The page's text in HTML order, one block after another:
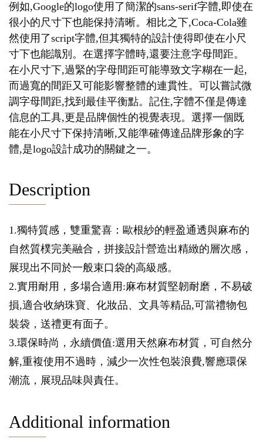
例如,Google的logo使用了簡潔的sans-serif字體,即使在
很小的尺寸下也能保持清晰。相比之下,Coca-Cola雖
然使用了script字體,但其獨特的設計使得即使在小尺
寸下也能識別。在選擇字體時,還要注意字母間距。
在小尺寸下,過緊的字母間距可能導致文字糊在一起,
而過寬的間距又可能影響整體的連貫性。可以嘗試微
調字母間距,找到最佳平衡點。記住,字體不僅是傳達
信息的工具,更是品牌個性的視覺表現。選擇一個既
能在小尺寸下保持清晰,又能準確傳達品牌形象的字
體,是logo設計成功的關鍵之一。
Description
1.獨特質感，雙重驚喜：歐根紗的輕盈通透與麻布的
自然質樸完美融合，拼接設計營造出精緻的層次感，
展現出不同於一般束口袋的高級感。
2.實用耐用，多場合適用:麻布材質堅韌耐磨，不易破
損,適合收納珠寶、化妝品、文具等精品,可當禮物包
裝袋，送禮更有面子。
3.環保時尚，永續價值:選用天然麻布材質，可自然分
解,重複使用不過時，減少一次性包裝浪費,響應環保
潮流，展現品味與責任。
Additional information